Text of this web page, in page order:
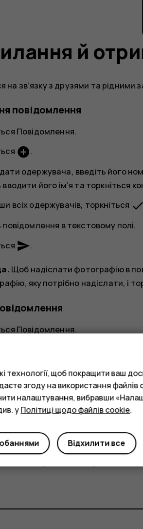
й
на зв’язку з друзями та рідними
повідомлення
Повідомлення.
add_circle.
одержувача, введіть його
вводити його ім’я та торкніться
всіх одержувачів, торкніться done
повідомлення в текстовому полі.
send.
Щоб надіслати фотографію в
яку потрібно надіслати, і
Повідомлення.
повідомлення, яке потрібно
на панелі сповіщень.
повідомлення.
повідомлення
повідомлення, на яке потрібно
відповідь у текстовому полі під
щоб покращити ваш
згоду на використання файлів
налаштування, вибравши
уПолітиці щодо файлів cookie.
Відхилити все